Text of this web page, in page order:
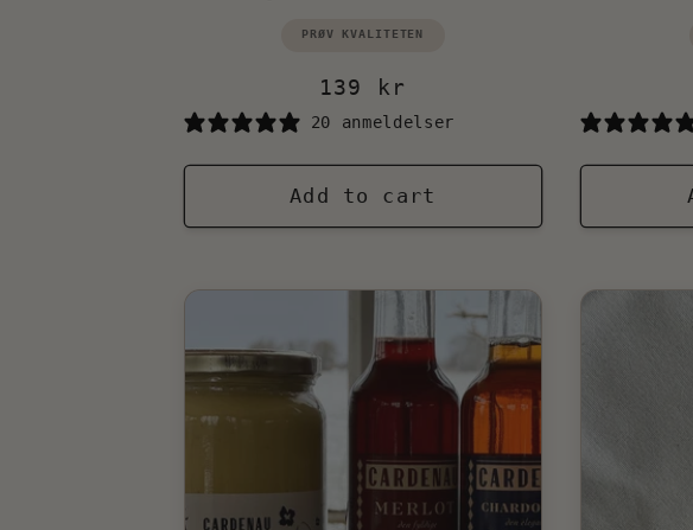
PRØV KVALITETEN
Regular
price
139 kr
20 anmeldelser
Add to cart